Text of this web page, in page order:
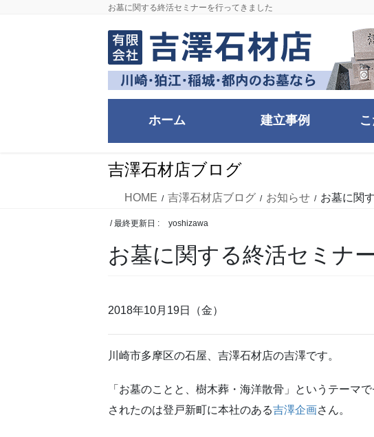
お墓に関する終活セミナーを行ってきました
ホーム 建立事例
吉澤石材店ブログ
HOME 吉澤石材店ブログ お知らせ お墓に関
/ 最終更新日 : yoshizawa
お墓に関する終活セミナ
2018年10月19日（金）
川崎市多摩区の石屋、吉澤石材店の吉澤です。
「お墓のことと、樹木葬・海洋散骨」というテーマ
されたのは登戸新町に本社のある吉澤企画さん。